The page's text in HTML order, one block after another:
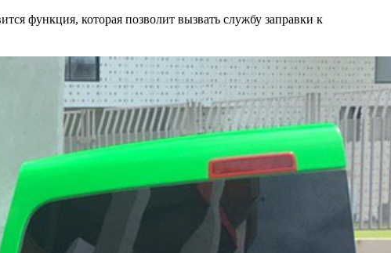
функция, которая позволит вызвать службу заправки к